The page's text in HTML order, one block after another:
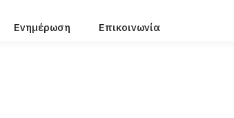
Ενημέρωση Επικοινωνία